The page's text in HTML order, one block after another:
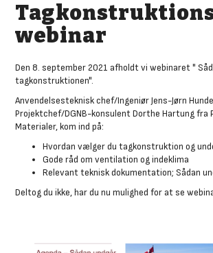
webinar
Den 8. september 2021 afholdt vi webinaret "
tagkonstruktionen".
Anvendelsesteknisk chef/Ingeniør Jens-Jørn
Projektchef/DGNB-konsulent Dorthe Hartung fra
Materialer, kom ind på:
Hvordan vælger du tagkonstruktion og
Gode råd om ventilation og indeklima
Relevant teknisk dokumentation; Sådan
Deltog du ikke, har du nu mulighed for at se